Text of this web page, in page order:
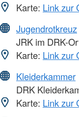
Karte: Link zur
Jugendrotkreuz
JRK im DRK-
Karte: Link zur
Kleiderkammer
DRK
Karte: Link zur